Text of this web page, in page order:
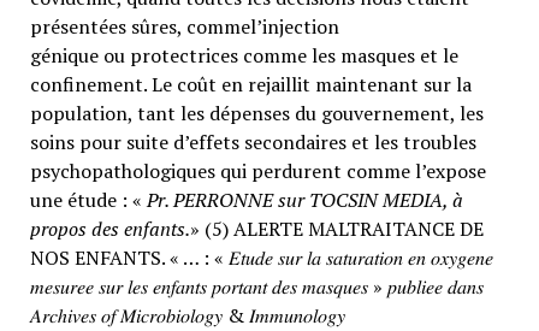
présentées sûres, commel’injection
génique ou protectrices comme les masques et le
confinement. Le coût en rejaillit maintenant sur la
population, tant les dépenses du gouvernement, les
soins pour suite d’effets secondaires et les troubles
psychopathologiques qui perdurent comme l’expose
une étude : «Pr. PERRONNE sur TOCSIN MEDIA, à
propos des enfants.» (5) ALERTE MALTRAITANCE DE
NOS ENFANTS. « … : « 𝐸𝑡𝑢𝑑𝑒 𝑠𝑢𝑟 𝑙𝑎 𝑠𝑎𝑡𝑢𝑟𝑎𝑡𝑖𝑜𝑛 𝑒𝑛 𝑜𝑥𝑦𝑔𝑒𝑛𝑒
𝑚𝑒𝑠𝑢𝑟𝑒𝑒 𝑠𝑢𝑟 𝑙𝑒𝑠 𝑒𝑛𝑓𝑎𝑛𝑡𝑠 𝑝𝑜𝑟𝑡𝑎𝑛𝑡 𝑑𝑒𝑠 𝑚𝑎𝑠𝑞𝑢𝑒𝑠 » 𝑝𝑢𝑏𝑙𝑖𝑒𝑒 𝑑𝑎𝑛𝑠
𝐴𝑟𝑐ℎ𝑖𝑣𝑒𝑠 𝑜𝑓 𝑀𝑖𝑐𝑟𝑜𝑏𝑖𝑜𝑙𝑜𝑔𝑦 & 𝐼𝑚𝑚𝑢𝑛𝑜𝑙𝑜𝑔𝑦